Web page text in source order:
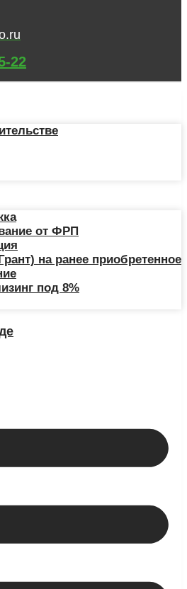
22
от ФРП
на ранее приобретенное
под 8%